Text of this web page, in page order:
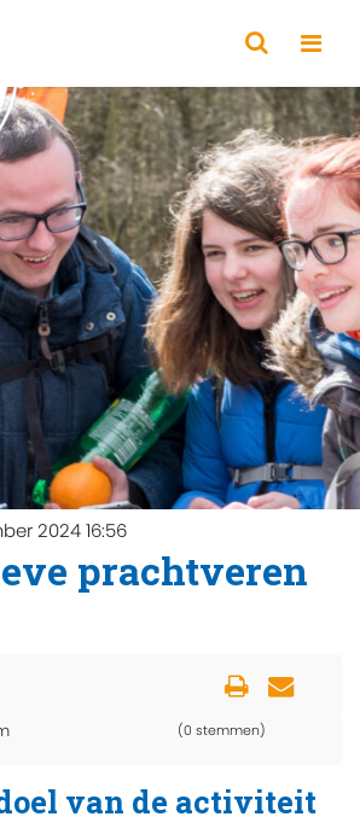
2024 16:56
prachtveren
(0 stemmen)
van de activiteit